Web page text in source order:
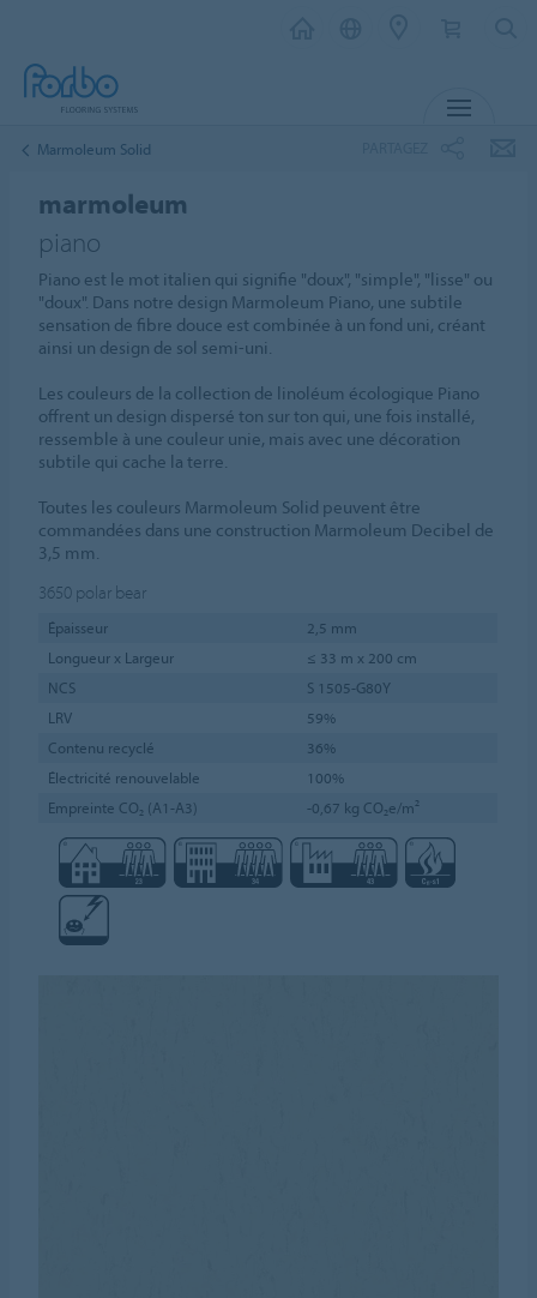
Marmoleum Solid
marmoleum
piano
Piano est le mot italien qui signifie "doux", "simple", "lisse" ou
"doux". Dans notre design Marmoleum Piano, une subtile
sensation de fibre douce est combinée à un fond uni, créant
ainsi un design de sol semi-uni.
Les couleurs de la collection de linoléum écologique Piano
offrent un design dispersé ton sur ton qui, une fois installé,
ressemble à une couleur unie, mais avec une décoration
subtile qui cache la terre.
Toutes les couleurs Marmoleum Solid peuvent être
commandées dans une construction Marmoleum Decibel de
3,5 mm.
3650 polar bear
Épaisseur
2,5 mm
Longueur x Largeur
≤ 33 m x 200 cm
NCS
S 1505-G80Y
LRV
59%
Contenu recyclé
36%
Électricité renouvelable
100%
Empreinte CO₂ (A1-A3)
-0,67 kg CO₂e/m²